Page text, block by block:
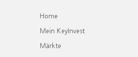
Home
Mein KeyInvest
Märkte